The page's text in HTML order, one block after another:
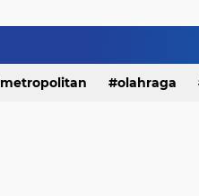
metropolitan olahraga